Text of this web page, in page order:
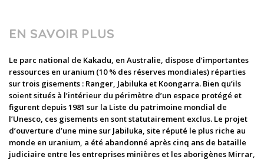
EN SAVOIR PLUS
Le parc national de Kakadu, en Australie, dispose d’importantes
ressources en uranium (10 % des réserves mondiales) réparties
sur trois gisements : Ranger, Jabiluka et Koongarra. Bien qu’ils
soient situés à l’intérieur du périmètre d’un espace protégé et
figurent depuis 1981 sur la Liste du patrimoine mondial de
l’Unesco, ces gisements en sont statutairement exclus. Le projet
d’ouverture d’une mine sur Jabiluka, site réputé le plus riche au
monde en uranium, a été abandonné après cinq ans de bataille
judiciaire entre les entreprises minières et les aborigènes Mirrar,